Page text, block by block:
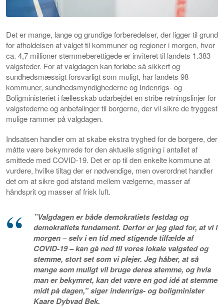
Det er mange, lange og grundige forberedelser, der ligger til grund
for afholdelsen af valget til kommuner og regioner i morgen, hvor
ca. 4,7 millioner stemmeberettigede er inviteret til landets 1.383
valgsteder. For at valgdagen kan forløbe så sikkert og
sundhedsmæssigt forsvarligt som muligt, har landets 98
kommuner, sundhedsmyndighederne og Indenrigs- og
Boligministeriet i fællesskab udarbejdet en stribe retningslinjer for
valgstederne og anbefalinger til borgerne, der vil sikre de tryggest
mulige rammer på valgdagen.
Indsatsen handler om at skabe ekstra tryghed for de borgere, der
måtte være bekymrede for den aktuelle stigning i antallet af
smittede med COVID-19. Det er op til den enkelte kommune at
vurdere, hvilke tiltag der er nødvendige, men overordnet handler
det om at sikre god afstand mellem vælgerne, masser af
håndsprit og masser af frisk luft.
”Valgdagen er både demokratiets festdag og
demokratiets fundament. Derfor er jeg glad for, at vi i
morgen – selv i en tid med stigende tilfælde af
COVID-19 – kan gå ned til vores lokale valgsted og
stemme, stort set som vi plejer. Jeg håber, at så
mange som muligt vil bruge deres stemme, og hvis
man er bekymret, kan det være en god idé at stemme
midt på dagen,” siger indenrigs- og boligminister
Kaare Dybvad Bek.